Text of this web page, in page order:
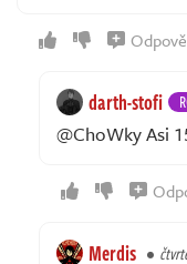
darth-stofi
@ChoWky Asi
Merdis